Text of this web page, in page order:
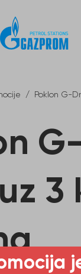
/ Poklon G-
3